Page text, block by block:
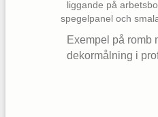
Exempel på romb
dekormålning i